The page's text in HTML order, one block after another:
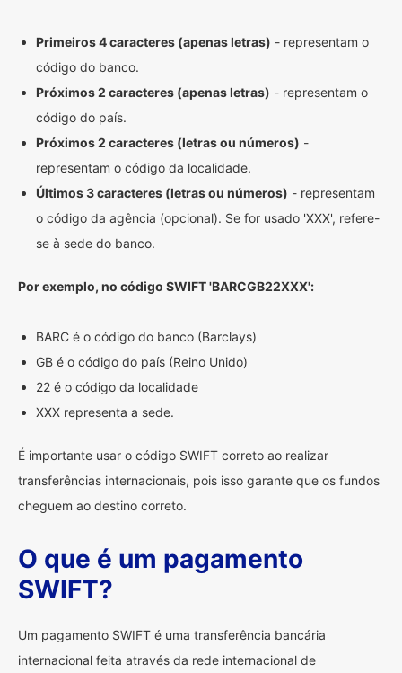
Primeiros 4 caracteres (apenas letras) - representam o
código do banco.
Próximos 2 caracteres (apenas letras) - representam o
código do país.
Próximos 2 caracteres (letras ou números) -
representam o código da localidade.
Últimos 3 caracteres (letras ou números) - representam
o código da agência (opcional). Se for usado 'XXX', refere-
se à sede do banco.
Por exemplo, no código SWIFT 'BARCGB22XXX':
BARC é o código do banco (Barclays)
GB é o código do país (Reino Unido)
22 é o código da localidade
XXX representa a sede.
É importante usar o código SWIFT correto ao realizar
transferências internacionais, pois isso garante que os fundos
cheguem ao destino correto.
O que é um pagamento
SWIFT?
Um pagamento SWIFT é uma transferência bancária
internacional feita através da rede internacional de